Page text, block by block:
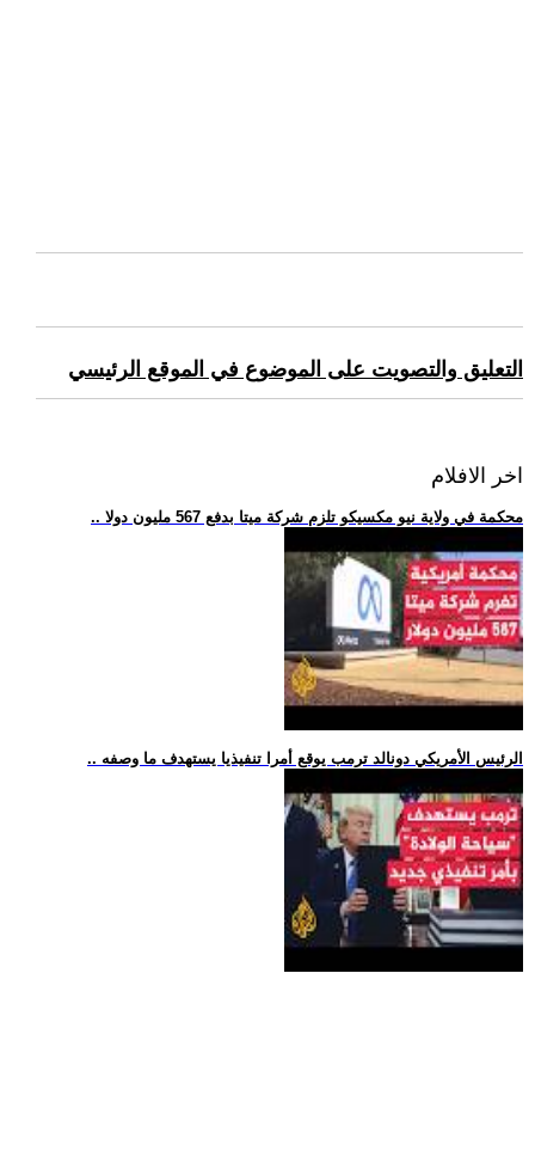
التعليق والتصويت على الموضوع في الموقع الرئيسي
اخر الافلام
.. محكمة في ولاية نيو مكسيكو تلزم شركة ميتا بدفع 567 مليون دولا
.. الرئيس الأمريكي دونالد ترمب يوقع أمرا تنفيذيا يستهدف ما وصفه